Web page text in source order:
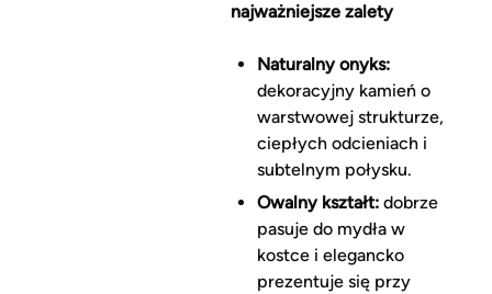
najważniejsze zalety
Naturalny onyks:
dekoracyjny kamień o
warstwowej strukturze,
ciepłych odcieniach i
subtelnym połysku.
Owalny kształt:dobrze
pasuje do mydła w
kostce i elegancko
prezentuje się przy